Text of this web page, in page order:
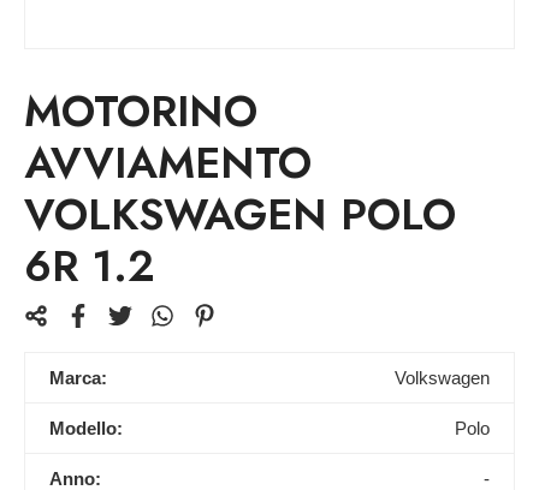
MOTORINO
AVVIAMENTO
VOLKSWAGEN POLO
6R 1.2
Marca: Volkswagen
Modello: Polo
Anno: -